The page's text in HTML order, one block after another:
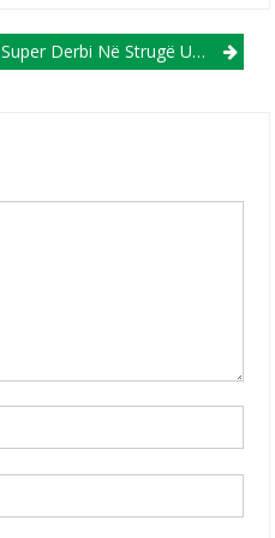
Super Derbi Në Strugë U Mbyll Me Barazim, Lufta Për Titull Vazhdon (VIDEO)